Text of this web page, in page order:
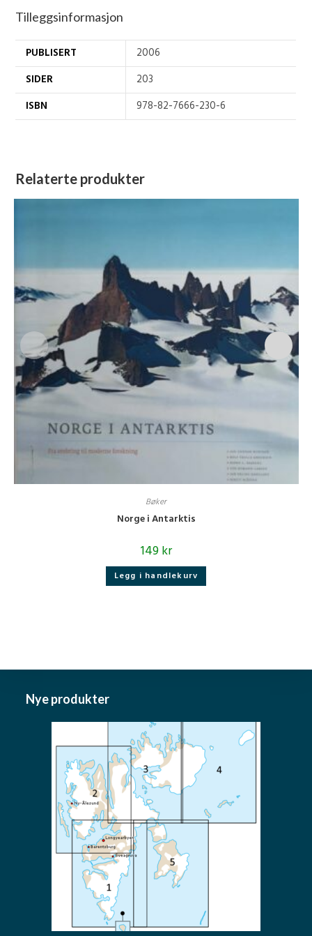
Tilleggsinformasjon
PUBLISERT
2006
SIDER
203
ISBN
978-82-7666-230-6
Relaterte produkter
Bøker
Norge i Antarktis
149kr
Legg i handlekurv
Nye produkter